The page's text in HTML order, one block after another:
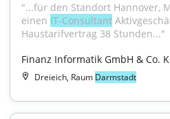
"...für den Standort Hannover,
einen IT-Consultant
Haustarifvertrag 38 Stunden..."
Finanz Informatik GmbH & Co.
Dreieich, Raum Darmstadt